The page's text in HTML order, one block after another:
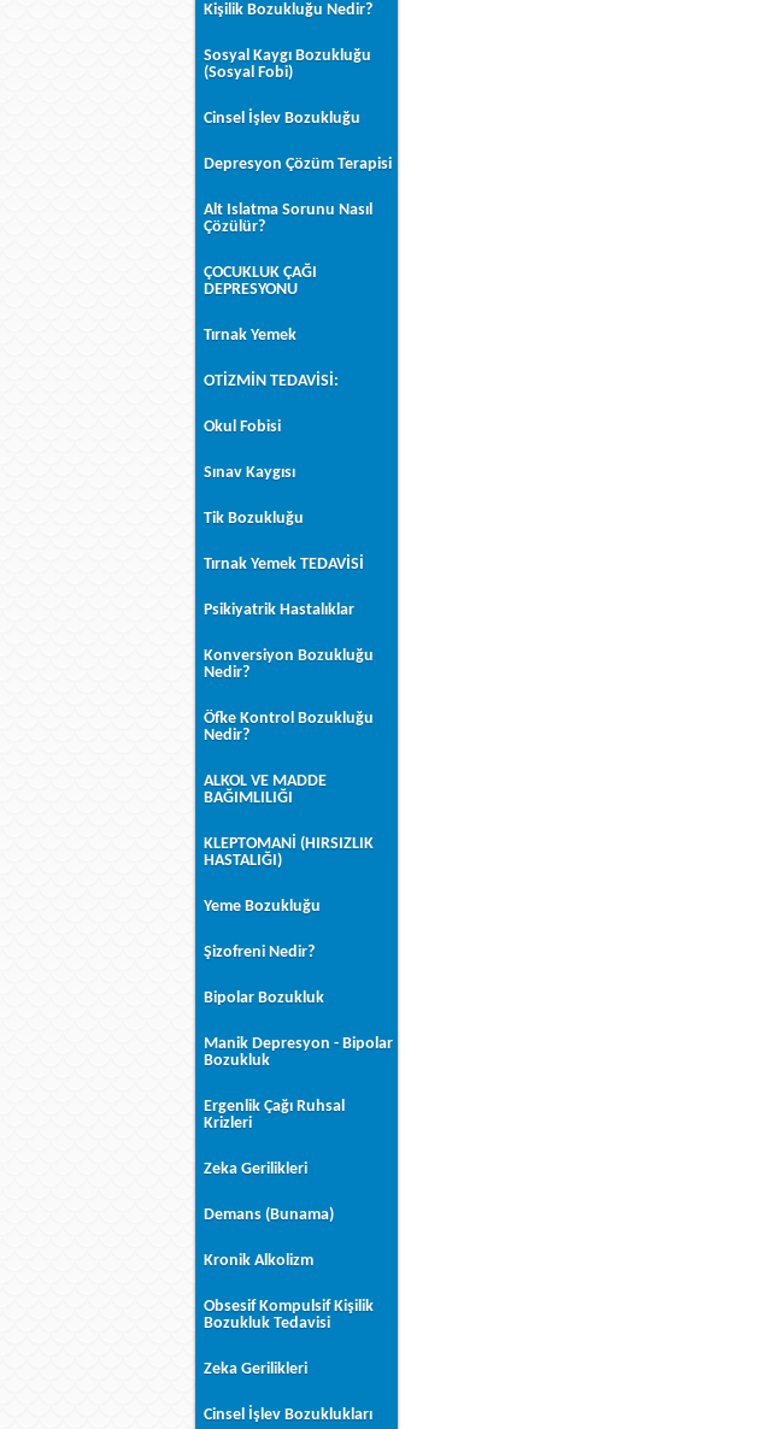
Kişilik Bozukluğu Nedir?
Sosyal Kaygı Bozukluğu
(Sosyal Fobi)
Cinsel İşlev Bozukluğu
Depresyon Çözüm Terapisi
Alt Islatma Sorunu Nasıl
Çözülür?
ÇOCUKLUK ÇAĞI
DEPRESYONU
Tırnak Yemek
OTİZMİN TEDAVİSİ:
Okul Fobisi
Sınav Kaygısı
Tik Bozukluğu
Tırnak Yemek TEDAVİSİ
Psikiyatrik Hastalıklar
Konversiyon Bozukluğu
Nedir?
Öfke Kontrol Bozukluğu
Nedir?
ALKOL VE MADDE
BAĞIMLILIĞI
KLEPTOMANİ (HIRSIZLIK
HASTALIĞI)
Yeme Bozukluğu
Şizofreni Nedir?
Bipolar Bozukluk
Manik Depresyon - Bipolar
Bozukluk
Ergenlik Çağı Ruhsal
Krizleri
Zeka Gerilikleri
Demans (Bunama)
Kronik Alkolizm
Obsesif Kompulsif Kişilik
Bozukluk Tedavisi
Zeka Gerilikleri
Cinsel İşlev Bozuklukları